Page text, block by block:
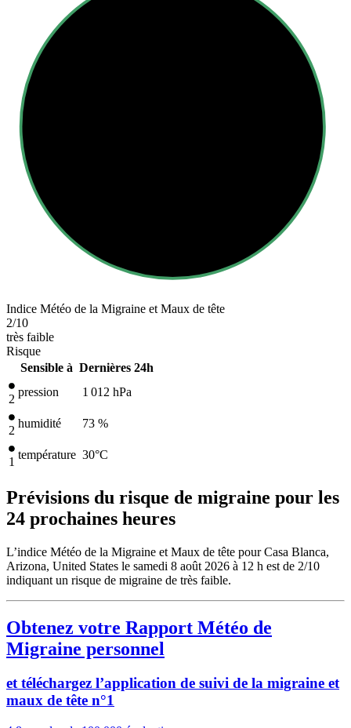
Indice Météo de la Migraine et Maux de tête
2/10
très faible
Risque
Sensible à Dernières 24h
2
pression 1 012 hPa
2
humidité 73 %
1
température 30°C
Prévisions du risque de migraine pour les
24 prochaines heures
L’indice Météo de la Migraine et Maux de tête pour Casa Blanca,
Arizona, United States le samedi 8 août 2026 à 12 h est de 2/10
indiquant un risque de migraine de très faible.
Obtenez votre Rapport Météo de
Migraine personnel
et téléchargez l’application de suivi de la migraine et
maux de tête n°1